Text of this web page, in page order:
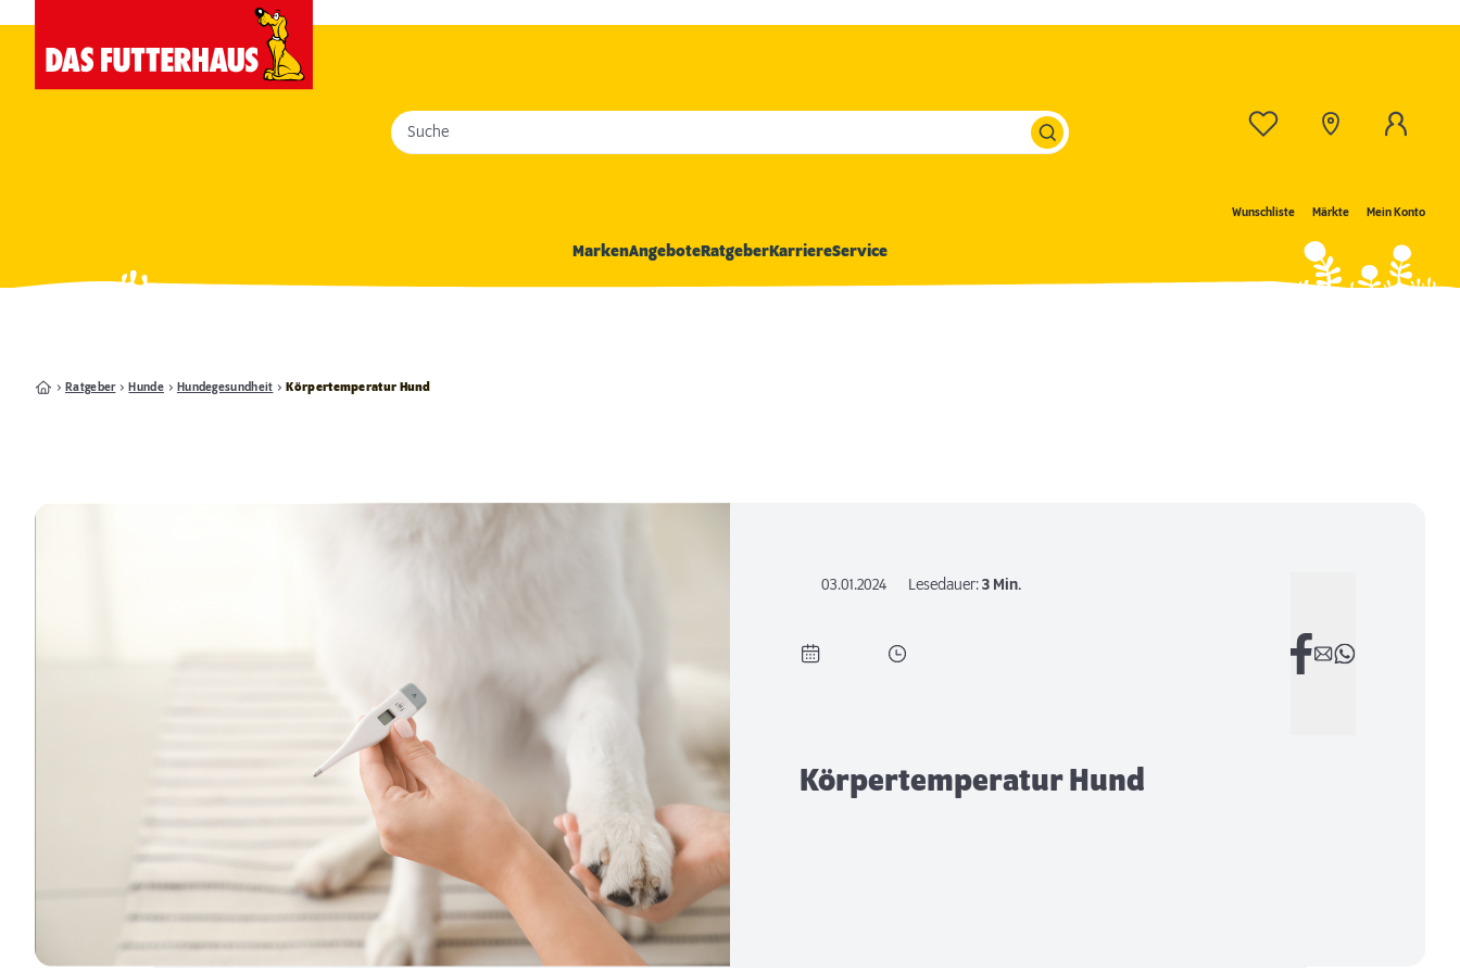
Wunschliste Märkte Mein Konto
Suche
MarkenAngeboteRatgeberKarriereService
Ratgeber Hunde Hundegesundheit Körpertemperatur Hund
03.01.2024 Lesedauer:3 Min.
Körpertemperatur Hund